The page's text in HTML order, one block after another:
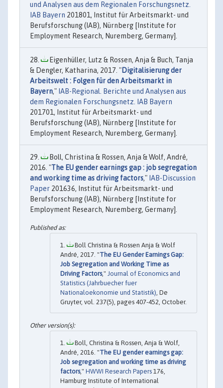
und Analysen aus dem Regionalen Forschungsnetz.
IAB Bayern 201801, Institut für Arbeitsmarkt- und
Berufsforschung (IAB), Nürnberg [Institute for
Employment Research, Nuremberg, Germany].
Eigenhüller, Lutz & Rossen, Anja & Buch, Tanja
& Dengler, Katharina, 2017. "Digitalisierung der
Arbeitswelt : Folgen für den Arbeitsmarkt in
Bayern," IAB-Regional. Berichte und Analysen aus
dem Regionalen Forschungsnetz. IAB Bayern
201701, Institut für Arbeitsmarkt- und
Berufsforschung (IAB), Nürnberg [Institute for
Employment Research, Nuremberg, Germany].
Boll, Christina & Rossen, Anja & Wolf, André,
2016. "The EU gender earnings gap : job segregation
and working time as driving factors," IAB-Discussion
Paper 201636, Institut für Arbeitsmarkt- und
Berufsforschung (IAB), Nürnberg [Institute for
Employment Research, Nuremberg, Germany].
Boll Christina & Rossen Anja & Wolf
André, 2017. "The EU Gender Earnings Gap:
Job Segregation and Working Time as
Driving Factors," Journal of Economics and
Statistics (Jahrbuecher fuer
Nationaloekonomie und Statistik) , De
Gruyter, vol. 237(5), pages 407-452, October.
Boll, Christina & Rossen, Anja & Wolf,
André, 2016. "The EU gender earnings gap:
Job segregation and working time as driving
factors," HWWI Research Papers 176,
Hamburg Institute of International